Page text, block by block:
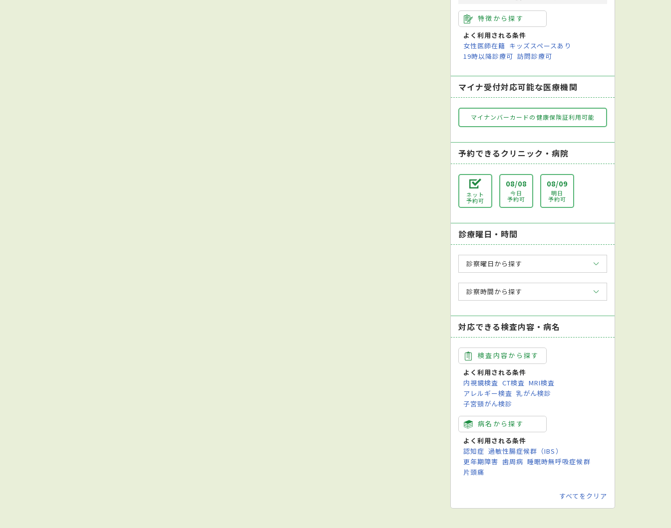
特徴から探す
よく利用される条件
女性医師在籍 キッズスペースあり
19時以降診療可 訪問診療可
マイナ受付対応可能な医療機関
マイナンバーカードの健康保険証利用可能
予約できるクリニック・病院
ネット
予約可
08/08
今日
予約可
08/09
明日
予約可
診療曜日・時間
診察曜日から探す
診察時間から探す
対応できる検査内容・病名
検査内容から探す
よく利用される条件
内視鏡検査 CT検査 MRI検査
アレルギー検査 乳がん検診
子宮頸がん検診
病名から探す
よく利用される条件
認知症 過敏性腸症候群（IBS）
更年期障害 歯周病 睡眠時無呼吸症候群
片頭痛
すべてをクリア